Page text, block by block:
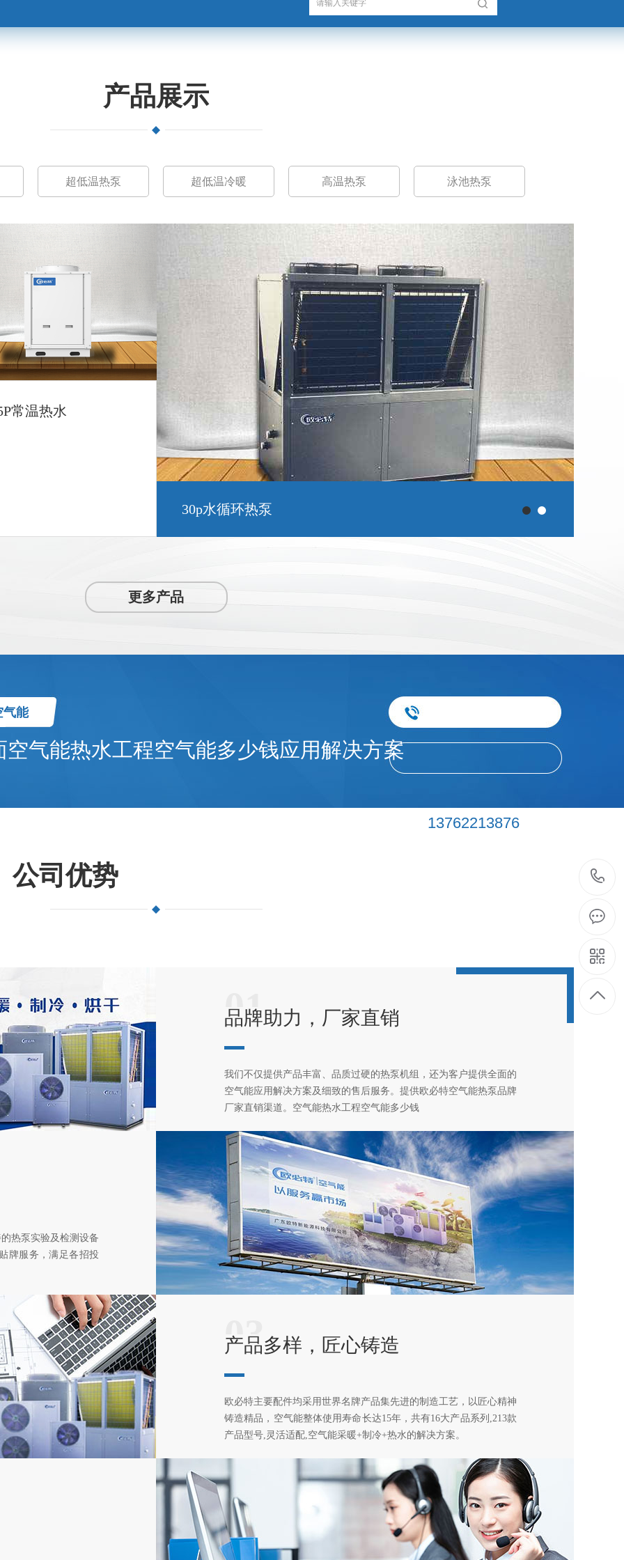
产品展示
超低温热泵 超低温冷暖 高温热泵 泳池热泵
常温热水
新款常温10P热水
更多产品
气能
空气能热水工程空气能多少钱应用解决方案
13762213876
公司优势
品牌助力，厂家直销
01
我们不仅提供产品丰富、品质过硬的热泵机组，还为客户提供全面的
空气能应用解决方案及细致的售后服务。提供欧必特空气能热泵品牌
厂家直销渠道。空气能热水工程空气能多少钱
热泵实验及检测设备
牌服务，满足各招投
产品多样，匠心铸造
03
欧必特主要配件均采用世界名牌产品集先进的制造工艺，以匠心精神
铸造精品，空气能整体使用寿命长达15年，共有16大产品系列,213款
产品型号,灵活适配,空气能采暖+制冷+热水的解决方案。